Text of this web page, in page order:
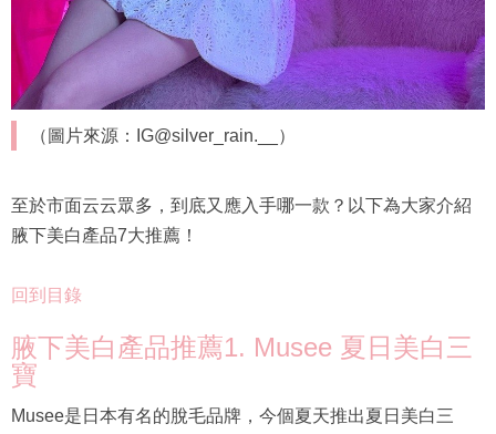
（圖片來源：IG@silver_rain.__）
至於市面云云眾多，到底又應入手哪一款？以下為大家介紹
腋下美白產品7大推薦！
回到目錄
腋下美白產品推薦1. Musee 夏日美白三
寶
Musee是日本有名的脫毛品牌，今個夏天推出夏日美白三